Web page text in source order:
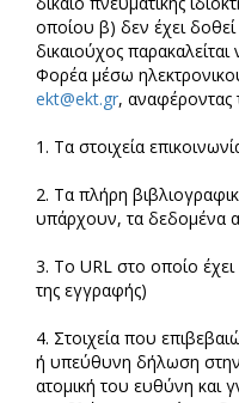
οποίου β) δεν έχει
δικαιούχος
Φορέα μέσω
ekt@ekt.gr, αναφέροντας
1. Τα στοιχεία
2. Τα πλήρη
υπάρχουν, τα δεδομένα
3. Το URL στο οποίο έχει
της εγγραφής)
4. Στοιχεία που
ή υπεύθυνη δήλωση στην
ατομική του ευθύνη και